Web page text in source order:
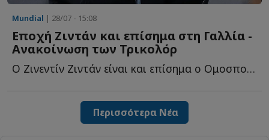
Mundial | 28/07 - 15:08
Εποχή Ζιντάν και επίσημα στη Γαλλία -
Ανακοίνωση των Τρικολόρ
Ο Ζινεντίν Ζιντάν είναι και επίσημα ο Ομοσπονδιακός π...
Περισσότερα Νέα